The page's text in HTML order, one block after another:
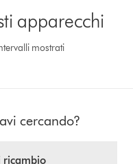
apparecchi
mostrati
cercando?
ricambio